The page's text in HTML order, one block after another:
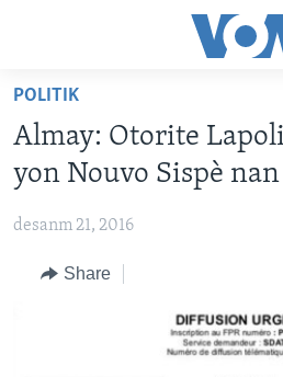
Skip
main
content
Skip
to
Navigation
AYITI
LÈZETAZINI
ENTÈNASYONAL
VIDEO
FLASHPOINT IKRÈN
POLITIK
Almay: Otorite
yon Nouvo Sispè
desanm 21, 2016
Share